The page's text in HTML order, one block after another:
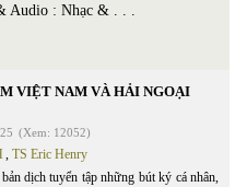
Audio : Nhạc & . . .
VIỆT NAM VÀ HẢI NGOẠI
(Xem: 12052)
, TS Eric Henry
dịch tuyển tập những bút ký cá nhân,